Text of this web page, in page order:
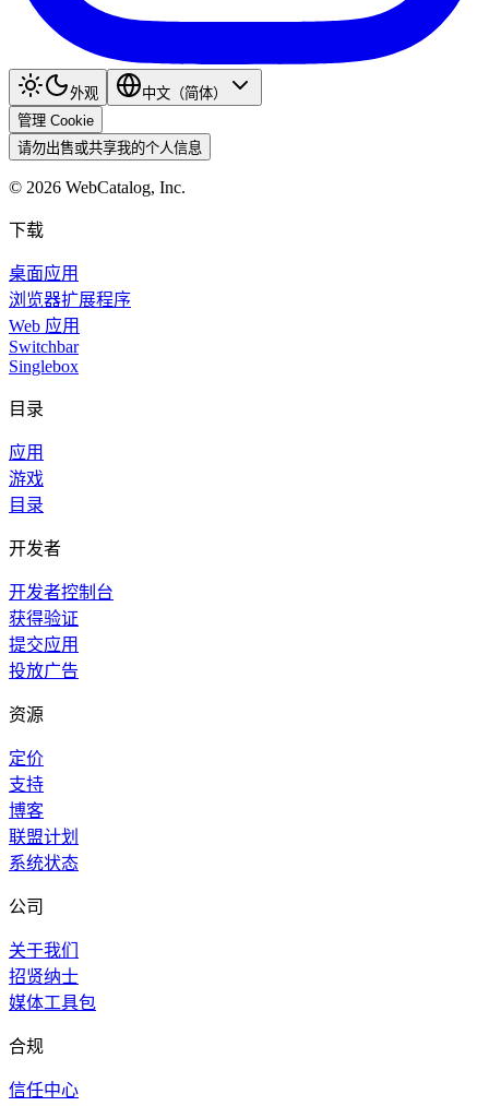
外观
中文（简体）
管理 Cookie
请勿出售或共享我的个人信息
© 2026 WebCatalog, Inc.
下载
桌面应用
浏览器扩展程序
Web 应用
Switchbar
Singlebox
目录
应用
游戏
目录
开发者
开发者控制台
获得验证
提交应用
投放广告
资源
定价
支持
博客
联盟计划
系统状态
公司
关于我们
招贤纳士
媒体工具包
合规
信任中心